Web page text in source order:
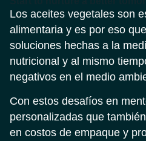
Los aceites vegetales son
alimentaria y es por eso
soluciones hechas a la
nutricional y al mismo
negativos en el medio
Con estos desafíos en
personalizadas que
en costos de empaque y